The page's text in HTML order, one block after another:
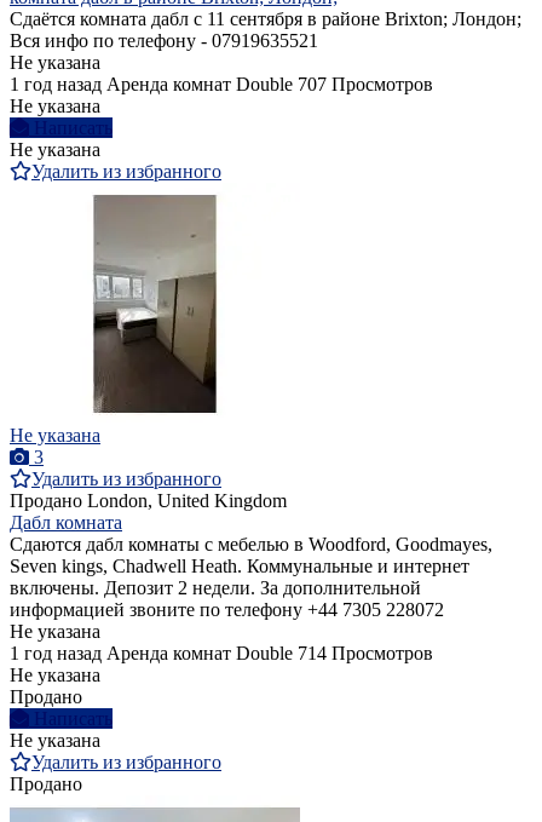
Сдаётся комната дабл с 11 сентября в районе Brixton; Лондон;
Вся инфо по телефону - 07919635521
Не указана
1 год назад Аренда комнат Double 707 Просмотров
Не указана
Написать
Не указана
Удалить из избранного
Не указана
3
Удалить из избранного
Продано London, United Kingdom
Дабл комната
Сдаются дабл комнаты с мебелью в Woodford, Goodmayes,
Seven kings, Chadwell Heath. Коммунальные и интернет
включены. Депозит 2 недели. За дополнительной
информацией звоните по телефону +44 7305 228072
Не указана
1 год назад Аренда комнат Double 714 Просмотров
Не указана
Продано
Написать
Не указана
Удалить из избранного
Продано